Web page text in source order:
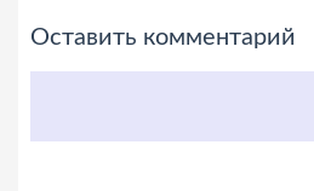
Оставить комментарий